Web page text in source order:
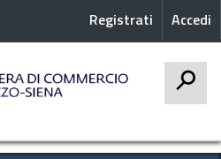
Accedi
Registrati